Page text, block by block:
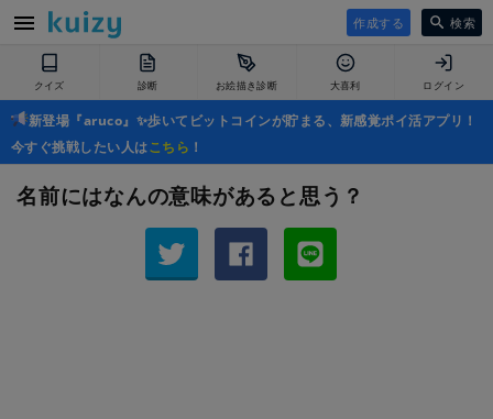
作成する 検索
クイズ 診断 お絵描き診断 大喜利 ログイン
新登場『aruco』✨歩いてビットコインが貯まる、新感覚ポイ活アプリ！
今すぐ挑戦したい人はこちら ！
名前にはなんの意味があると思う？